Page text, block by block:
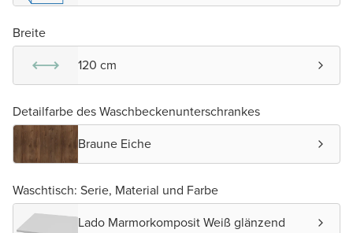
Breite
120 cm
Detailfarbe des Waschbeckenunterschrankes
Braune Eiche
Waschtisch: Serie, Material und Farbe
Lado Marmorkomposit Weiß glänzend